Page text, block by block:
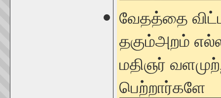
வேதத்தை
தகும்அறம்
மதிஞர்
பெற்றார்களே